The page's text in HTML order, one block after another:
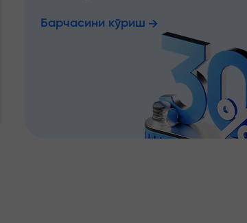
Барчасини кўриш